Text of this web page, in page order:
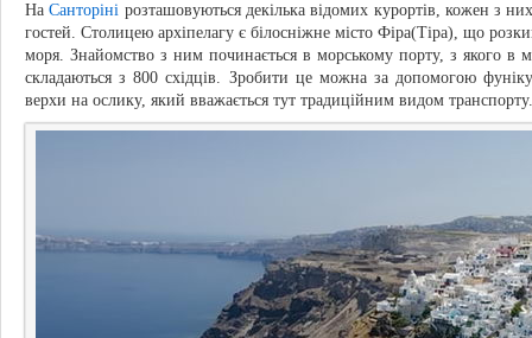
НаСанторіні розташовуються декілька відомих курортів, кожен з
гостей. Столицею архіпелагу є білосніжне місто Фіра(Тіра), що
моря. Знайомство з ним починається в морському порту, з якого в
складаються з 800 східців. Зробити це можна за допомогою
верхи на ослику, який вважається тут традиційним видом транспорту.